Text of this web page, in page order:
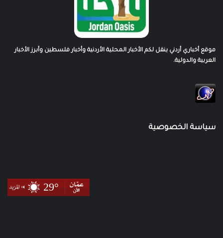
موقع أخباري أردني ينقل لكم الأخبار المحلية الأردنية وأخبار فلسطين وأبرز الأخبار
العربية والدولية.
سياسة الخصوصية